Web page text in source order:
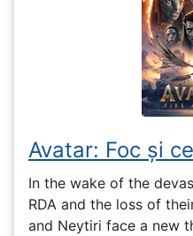
Avatar: Foc și
In the wake of the
RDA and the loss of
and Neytiri face a new